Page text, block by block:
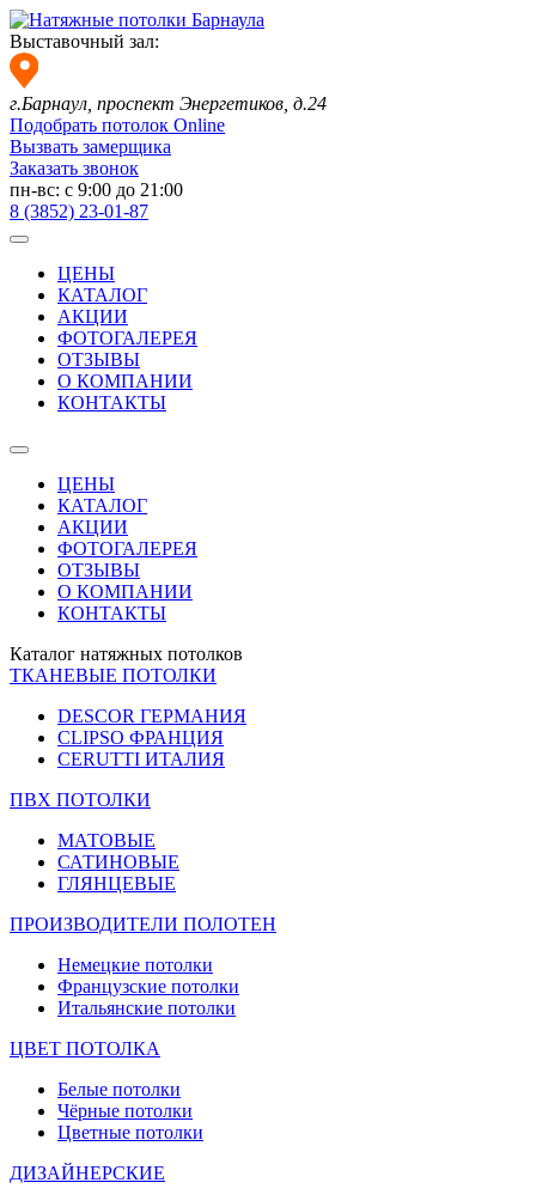
Выставочный зал:
г.Барнаул, проспект Энергетиков, д.24
Подобрать потолок Online
Вызвать замерщика
Заказать звонок
пн-вс: с 9:00 до 21:00
8 (3852) 23-01-87
ЦЕНЫ
КАТАЛОГ
АКЦИИ
ФОТОГАЛЕРЕЯ
ОТЗЫВЫ
О КОМПАНИИ
КОНТАКТЫ
ЦЕНЫ
КАТАЛОГ
АКЦИИ
ФОТОГАЛЕРЕЯ
ОТЗЫВЫ
О КОМПАНИИ
КОНТАКТЫ
Каталог натяжных потолков
ТКАНЕВЫЕ ПОТОЛКИ
DESCOR ГЕРМАНИЯ
CLIPSO ФРАНЦИЯ
CERUTTI ИТАЛИЯ
ПВХ ПОТОЛКИ
МАТОВЫЕ
САТИНОВЫЕ
ГЛЯНЦЕВЫЕ
ПРОИЗВОДИТЕЛИ ПОЛОТЕН
Немецкие потолки
Французские потолки
Итальянские потолки
ЦВЕТ ПОТОЛКА
Белые потолки
Чёрные потолки
Цветные потолки
ДИЗАЙНЕРСКИЕ